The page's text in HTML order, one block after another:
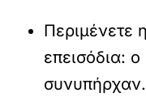
Περιμένετε
επεισόδια:
συνυπήρχαν.